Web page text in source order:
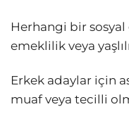
Herhangi bir
emeklilik veya
Erkek adaylar için
muaf veya tecilli